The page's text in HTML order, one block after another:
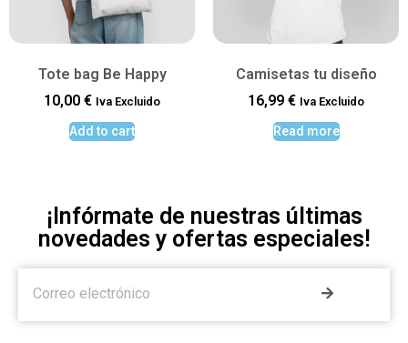
Tote bag Be Happy
10,00 € Iva Excluido
Add to cart
Camisetas tu diseño
16,99 € Iva Excluido
Read more
¡Infórmate de nuestras últimas
novedades y ofertas especiales!